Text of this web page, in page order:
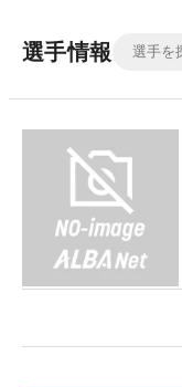
選手情報